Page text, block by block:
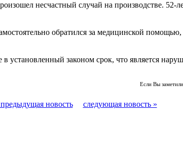
несчастный случай на производстве. 52-
обратился за медицинской помощью,
установленный законом срок, что является
Если Вы
новость следующая новость »